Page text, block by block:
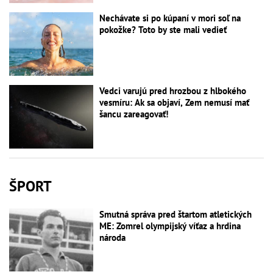
Nechávate si po kúpaní v mori soľ na
pokožke? Toto by ste mali vedieť
Vedci varujú pred hrozbou z hlbokého
vesmíru: Ak sa objaví, Zem nemusí mať
šancu zareagovať!
ŠPORT
Smutná správa pred štartom atletických
ME: Zomrel olympijský víťaz a hrdina
národa